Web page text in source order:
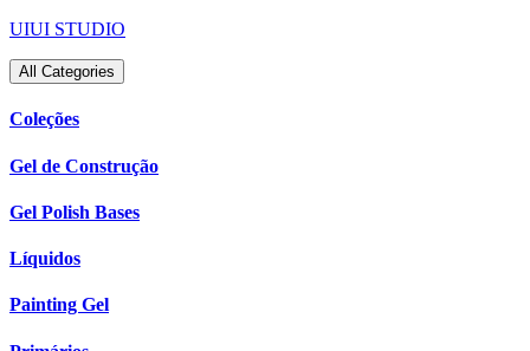
Skip
content
UIUI STUDIO
All Categories
Coleções
Gel de Construção
Gel Polish Bases
Líquidos
Painting Gel